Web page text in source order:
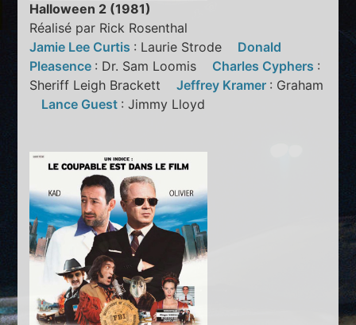
Halloween 2 (1981)
Réalisé par Rick Rosenthal
Jamie Lee Curtis : Laurie Strode Donald
Pleasence : Dr. Sam Loomis Charles Cyphers :
Sheriff Leigh BrackettJeffrey Kramer : Graham
Lance Guest : Jimmy Lloyd